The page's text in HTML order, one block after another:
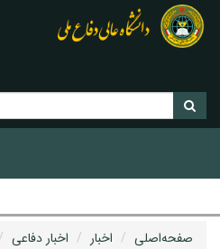
صفحه‌اصلی اخبار اخبار دفاعی